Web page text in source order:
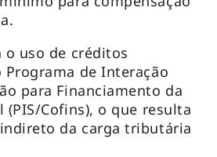
o uso de créditos
de Interação
para Financiamento da
(PIS/Cofins), o que resulta
da carga tributária